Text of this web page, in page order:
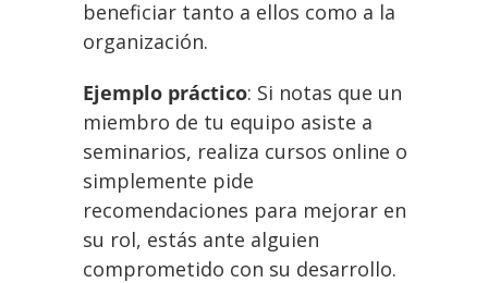
beneficiar tanto a ellos como a la
organización.
Ejemplo práctico: Si notas que un
miembro de tu equipo asiste a
seminarios, realiza cursos online o
simplemente pide
recomendaciones para mejorar en
su rol, estás ante alguien
comprometido con su desarrollo.